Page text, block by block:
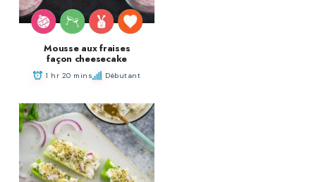
Mousse aux fraises
façon cheesecake
1 hr 20 mins Débutant